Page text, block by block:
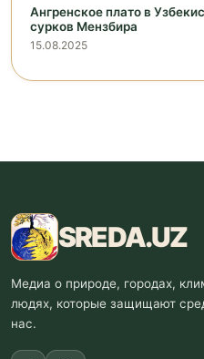
Ангренское плато в
сурков Мензбира
15.08.2025
SREDA.UZ
Медиа о природе, городах,
людях, которые защищают
нас.